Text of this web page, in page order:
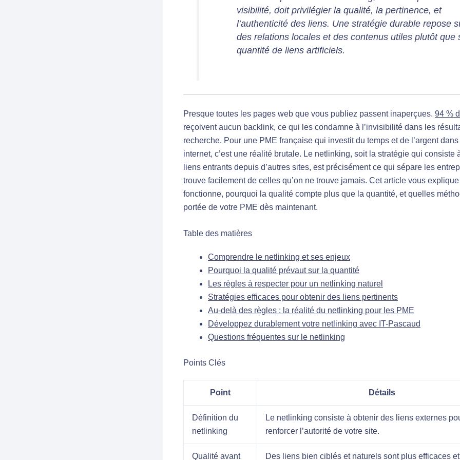
visibilité, doit privilégier la qualité, la pertinence, et
l’authenticité des liens. Une stratégie durable repose
des relations locales et des contenus utiles plutôt que
quantité de liens artificiels.
Presque toutes les pages web que vous publiez passent inaperçues. 94 %
reçoivent aucun backlink, ce qui les condamne à l’invisibilité dans les
recherche. Pour une PME française qui investit du temps et de l’argent
internet, c’est une réalité brutale. Le netlinking, soit la stratégie qui consiste
liens entrants depuis d’autres sites, est précisément ce qui sépare les
trouve facilement de celles qu’on ne trouve jamais. Cet article vous
fonctionne, pourquoi la qualité compte plus que la quantité, et quelles
portée de votre PME dès maintenant.
Table des matières
Comprendre le netlinking et ses enjeux
Pourquoi la qualité prévaut sur la quantité
Les règles à respecter pour un netlinking naturel
Stratégies efficaces pour obtenir des liens pertinents
Au-delà des règles : la réalité du netlinking pour les PME
Développez durablement votre netlinking avec IT-Pascaud
Questions fréquentes sur le netlinking
Points Clés
Point Détails
Définition du
netlinking
Le netlinking consiste à obtenir des liens externes
renforcer l’autorité de votre site.
Qualité avant
Des liens bien ciblés et naturels sont plus efficaces